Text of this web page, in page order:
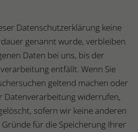
Datenschutzerklärung keine
genannt wurde, verbleiben
Daten bei uns, bis der
entfällt. Wenn Sie
geltend machen oder
Datenverarbeitung widerrufen,
sofern wir keine anderen
für die Speicherung Ihrer